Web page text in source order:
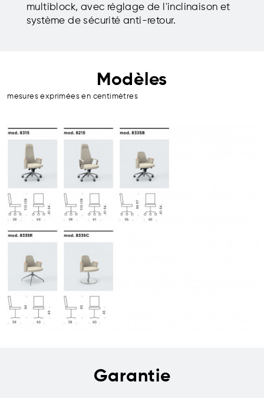
multiblock, avec réglage de l'inclinaison et
système de sécurité anti-retour.
Modèles
mesures exprimées en centimètres
Garantie